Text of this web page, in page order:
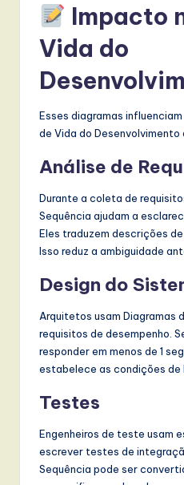
Impacto
Vida do
Esses diagramas
de Vida do Desenvolvimento
Análise de
Durante a coleta de
Sequência ajudam a
Eles traduzem descrições
Isso reduz a ambiguidade
Design do
Arquitetos usam Diagramas
requisitos de desempenho.
responder em menos de 1
estabelece as condições de
Testes
Engenheiros de teste usam
escrever testes de
Sequência pode ser